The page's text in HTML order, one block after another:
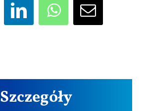
LinkedIn WhatsAppEmail
Szczegóły